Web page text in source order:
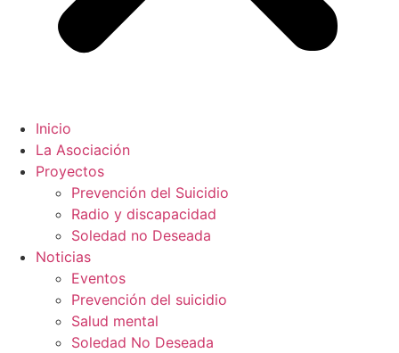
Inicio
La Asociación
Proyectos
Prevención del Suicidio
Radio y discapacidad
Soledad no Deseada
Noticias
Eventos
Prevención del suicidio
Salud mental
Soledad No Deseada